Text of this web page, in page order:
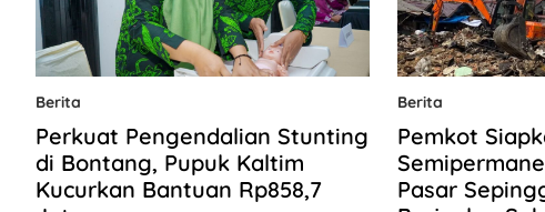
Berita
Perkuat Pengendalian Stunting
di Bontang, Pupuk Kaltim
Kucurkan Bantuan Rp858,7
Berita
Pemkot
Pasar